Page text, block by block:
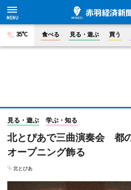
35°C 食べる 見る・遊ぶ 買う
見る・遊ぶ 学ぶ・知る
北とぴあで三曲演奏会 都
オープニング飾る
北とぴあ